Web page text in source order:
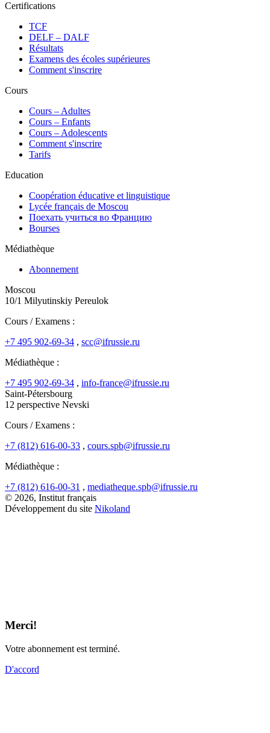
Certifications
TCF
DELF – DALF
Résultats
Examens des écoles supérieures
Comment s'inscrire
Cours
Сours – Adultes
Cours – Enfants
Cours – Adolescents
Comment s'inscrire
Tarifs
Education
Coopération éducative et linguistique
Lycée français de Moscou
Поехать учиться во Францию
Bourses
Médiathèque
Abonnement
Moscou
10/1 Milyutinskiy Pereulok
Cours / Examens :
+7 495 902-69-34 , scc@ifrussie.ru
Médiathèque :
+7 495 902-69-34 , info-france@ifrussie.ru
Saint-Pétersbourg
12 perspective Nevski
Cours / Examens :
+7 (812) 616-00-33 , cours.spb@ifrussie.ru
Médiathèque :
+7 (812) 616-00-31 , mediatheque.spb@ifrussie.ru
© 2026, Institut français
Développement du site Nikoland
Merci!
Votre abonnement est terminé.
D'accord